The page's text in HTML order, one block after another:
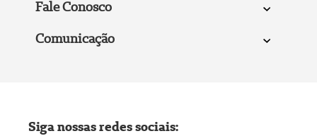
Fale Conosco
Comunicação
Siga nossas redes sociais: